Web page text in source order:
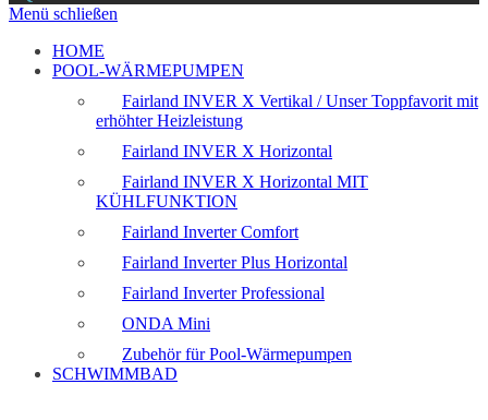
Menü schließen
HOME
POOL-WÄRMEPUMPEN
Fairland INVER X Vertikal / Unser Toppfavorit mit
erhöhter Heizleistung
Fairland INVER X Horizontal
Fairland INVER X Horizontal MIT
KÜHLFUNKTION
Fairland Inverter Comfort
Fairland Inverter Plus Horizontal
Fairland Inverter Professional
ONDA Mini
Zubehör für Pool-Wärmepumpen
SCHWIMMBAD